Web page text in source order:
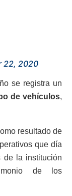
22, 2020
se registra un
de vehículos,
resultado de
que día
de la institución
de los